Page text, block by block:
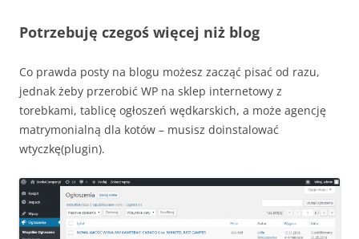
Potrzebuję czegoś więcej niż blog
Co prawda posty na blogu możesz zacząć pisać od razu,
jednak żeby przerobić WP na sklep internetowy z
torebkami, tablicę ogłoszeń wędkarskich, a może agencję
matrymonialną dla kotów – musisz doinstalować
wtyczkę(plugin).